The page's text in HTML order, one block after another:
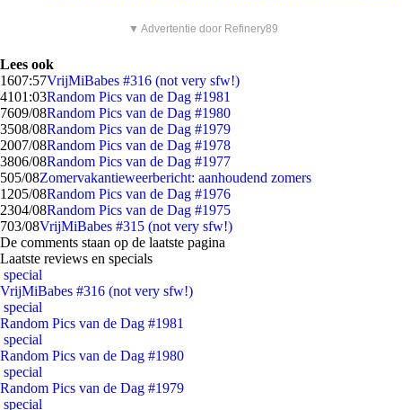
▼ Advertentie door Refinery89
Lees ook
1607:57VrijMiBabes #316 (not very sfw!)
4101:03Random Pics van de Dag #1981
7609/08Random Pics van de Dag #1980
3508/08Random Pics van de Dag #1979
2007/08Random Pics van de Dag #1978
3806/08Random Pics van de Dag #1977
505/08Zomervakantieweerbericht: aanhoudend zomers
1205/08Random Pics van de Dag #1976
2304/08Random Pics van de Dag #1975
703/08VrijMiBabes #315 (not very sfw!)
De comments staan op de laatste pagina
Laatste reviews en specials
special
VrijMiBabes #316 (not very sfw!)
special
Random Pics van de Dag #1981
special
Random Pics van de Dag #1980
special
Random Pics van de Dag #1979
special